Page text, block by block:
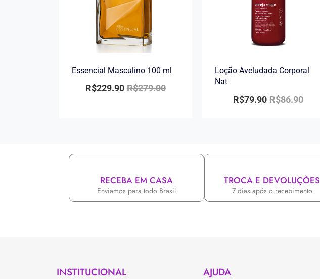
Essencial Masculino 100 ml
R$279.00
R$229.90
Loção Aveludada Corporal
Nat
R$86.90
R$79.90
RECEBA EM CASA
Enviamos para todo Brasil
TROCA E DEVOLUÇÕES
7 dias após o recebimento
INSTITUCIONAL AJUDA